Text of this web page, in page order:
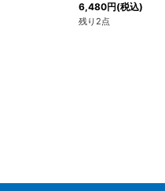
6,480円(税込)
残り2点